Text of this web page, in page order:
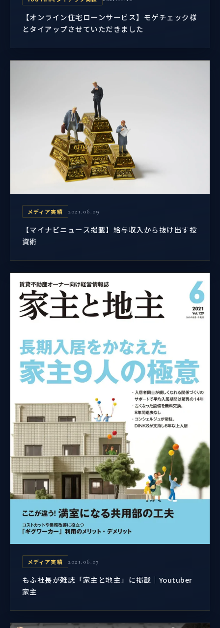
【オンライン住宅ローンサービス】モゲチェック様
とタイアップさせていただきました
メディア実績 2021.06.09
【マイナビニュース掲載】給与収入から抜け出す投
資術
メディア実績 2021.06.07
もふ社長が雑誌「家主と地主」に掲載｜Youtuber
家主